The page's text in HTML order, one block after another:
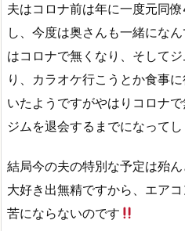
夫はコロナ前は年に一度元同
し、今度は奥さんも一緒にな
はコロナで無くなり、そして
り、カラオケ行こうとか食事
いたようですがやはりコロナ
ジムを退会するまでになってし
結局今の夫の特別な予定は殆
大好き出無精ですから、エア
苦にならないのです